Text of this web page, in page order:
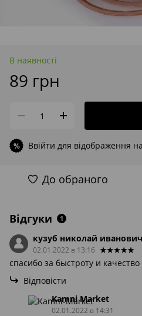
В наявності
89 грн
% Ввійти для відображення
До обраного
Відгуки 1
кузуб николай иванович
02.01.2022 в 13:16
спасибо за быстроту и качество
Відповісти
Kamni Market
02.01.2022 в 14:31